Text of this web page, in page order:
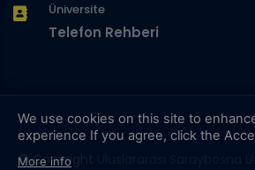
Üniversite
Telefon Rehberi
© Copyright
We use cookies on this site to
experience If you agree, click the
More info